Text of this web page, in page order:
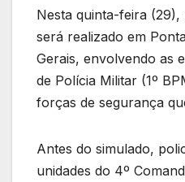
Nesta quinta-feira
será realizado em
Gerais, envolvendo as
de Polícia Militar (1º
forças de segurança
Antes do simulado,
unidades do 4º